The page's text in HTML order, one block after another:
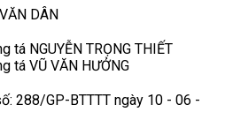
DÂN
tá NGUYỄN TRỌNG THIẾT
tá VŨ VĂN HƯỞNG
288/GP-BTTTT ngày 10 - 06 -